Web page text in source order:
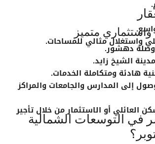
واستغلال مثالي للمساحات.
متميز
وصلة دهشور.
الشيخ زايد.
هادئة ومتكاملة الخدمات.
إلى المدارس والجامعات والمراكز
العائلي أو الاستثمار من خلال تأجير
في التوسعات الشمالية